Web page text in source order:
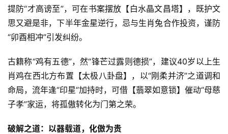
提防“才高谤至”，可在书案摆放【白水晶文昌塔】，既护文
思又避是非，下半年金星逆行，忌与生肖兔合作投资，谨防
“卯酉相冲”引发纠纷。
古籍称“鸡有五德”，然“锋芒过露则德损”，建议40岁以上生
肖鸡在西北方布置【太极八卦盘】，以“刚柔并济”之道调和
命局，流年逢“印星”加持时，可借【翡翠如意锁】催动“母慈
子孝”家运，将孤傲转化为门第之荣。
破解之道：以器载道，化傲为贵